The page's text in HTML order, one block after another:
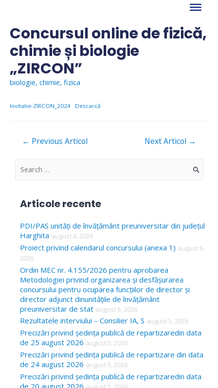
contentConcursul online de fizică,
chimie și biologie
„ZIRCON”
biologie, chimie, fizica
Invitatie-ZIRCON_2024 Descarcă
Navigare
← Previous Articol Next Articol →
S
c
h
f
o
r
Articole recente
PDI/PAS unități de învățământ preuniversitar din județul
Harghita august 6, 2026
Proiect privind calendarul concursului (anexa 1) august 6,
2026
Ordin MEC nr. 4.155/2026 pentru aprobarea
Metodologiei privind organizarea și desfășurarea
concursului pentru ocuparea funcțiilor de director și
director adjunct dinunitățile de învățământ
preuniversitar de stat august 6, 2026
Rezultatele interviului – Consilier IA, S august 5, 2026
Precizări privind ședința publică de repartizaredin data
de 25 august 2026 august 5, 2026
Precizări privind ședința publică de repartizare din data
de 24 august 2026 august 5, 2026
Precizări privind ședința publică de repartizaredin data
de 20 august 2026